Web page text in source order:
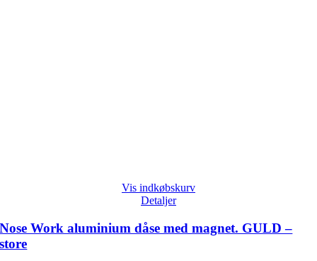
Vis indkøbskurv
Detaljer
Nose Work aluminium dåse med magnet. GULD –
store